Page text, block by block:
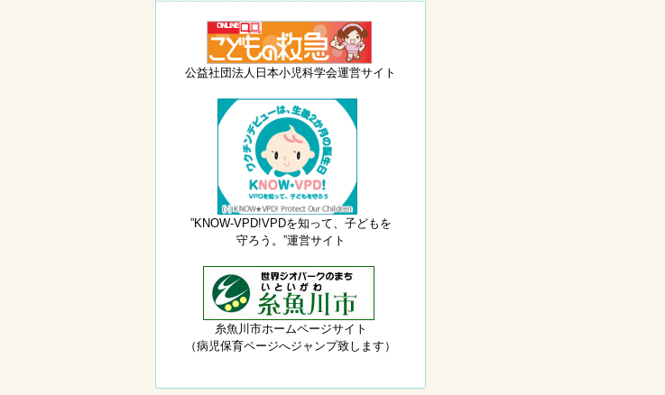
公益社団法人日本小児科学会運営サイト
”KNOW-VPD!VPDを知って、子どもを
守ろう。”運営サイト
糸魚川市ホームページサイト
（病児保育ページへジャンプ致します）